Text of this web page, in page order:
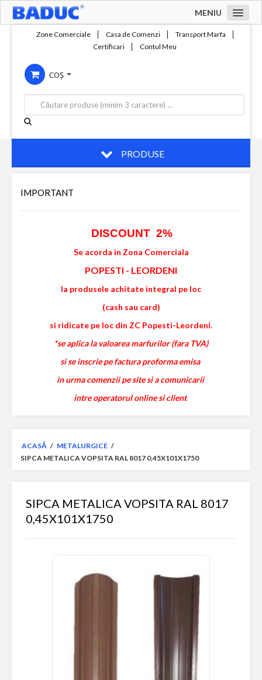
MENIU
Compania
Servicii
Productie
Contact
Zone Comerciale Casa de Comenzi
Transport Marfa
Certificari
Contul Meu
COȘ
PRODUSE
IMPORTANT
DISCOUNT 2%
Se acorda in Zona Comerciala
POPESTI - LEORDENI
la produsele achitate integral pe loc
(cash sau card)
si ridicate pe loc din ZC Popesti-Leordeni.
*se aplica la valoarea marfurilor (fara TVA)
si se inscrie pe factura proforma emisa
in urma comenzii pe site si a comunicarii
intre operatorul online si client
ACASĂ / METALURGICE /
SIPCA METALICA VOPSITA RAL 8017 0,45X101X1750
SIPCA METALICA VOPSITA RAL 8017
0,45X101X1750